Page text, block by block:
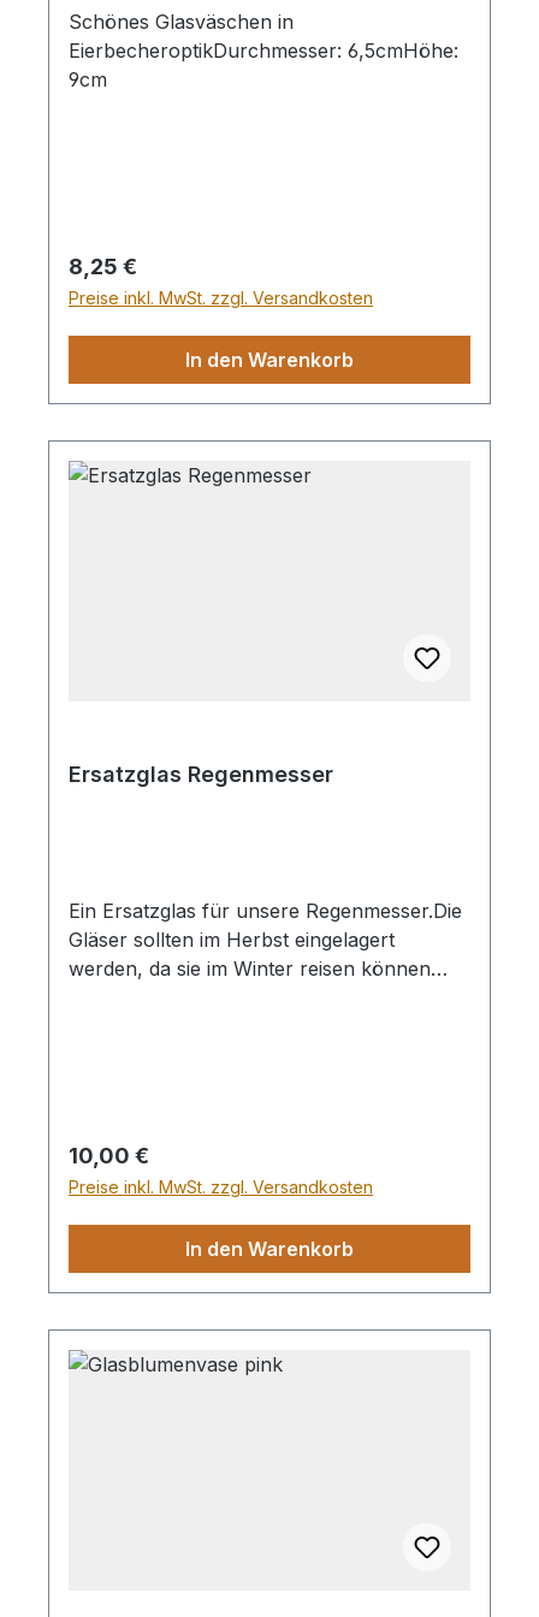
Schönes Glasväschen in
EierbecheroptikDurchmesser: 6,5cmHöhe:
9cm
Regulärer Preis:
8,25 €
Preise inkl. MwSt. zzgl. Versandkosten
In den Warenkorb
Ersatzglas Regenmesser
Ein Ersatzglas für unsere Regenmesser.Die
Gläser sollten im Herbst eingelagert
werden, da sie im Winter reisen können
Regulärer Preis:
10,00 €
Preise inkl. MwSt. zzgl. Versandkosten
In den Warenkorb